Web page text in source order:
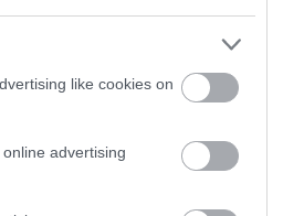
like cookies on
advertising